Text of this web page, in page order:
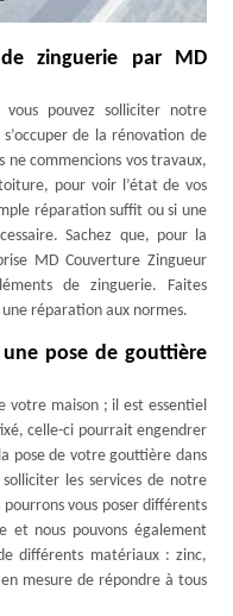
zinguerie par MD
pouvez solliciter notre
de la rénovation de
ne commencions vos travaux,
pour voir l’état de vos
réparation suffit ou si une
Sachez que, pour la
MD Couverture Zingueur
de zinguerie. Faites
réparation aux normes.
pose de gouttière
votre maison ; il est essentiel
celle-ci pourrait engendrer
pose de votre gouttière dans
les services de notre
vous poser différents
et nous pouvons également
différents matériaux : zinc,
mesure de répondre à tous